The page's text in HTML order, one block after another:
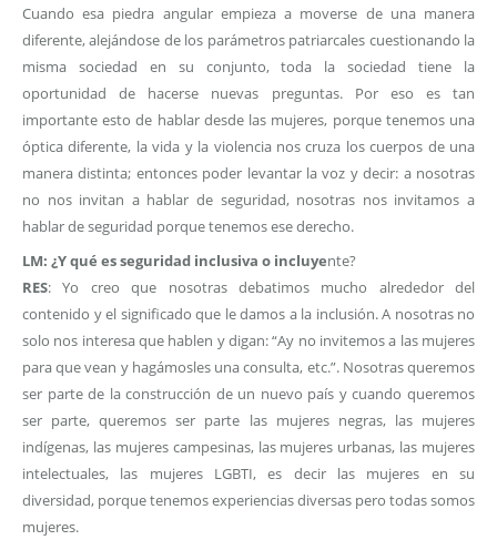
Cuando esa piedra angular empieza a moverse de una manera
diferente, alejándose de los parámetros patriarcales cuestionando la
misma sociedad en su conjunto, toda la sociedad tiene la
oportunidad de hacerse nuevas preguntas. Por eso es tan
importante esto de hablar desde las mujeres, porque tenemos una
óptica diferente, la vida y la violencia nos cruza los cuerpos de una
manera distinta; entonces poder levantar la voz y decir: a nosotras
no nos invitan a hablar de seguridad, nosotras nos invitamos a
hablar de seguridad porque tenemos ese derecho.
LM: ¿Y qué es seguridad inclusiva o incluyente?
RES: Yo creo que nosotras debatimos mucho alrededor del
contenido y el significado que le damos a la inclusión. A nosotras no
solo nos interesa que hablen y digan: “Ay no invitemos a las mujeres
para que vean y hagámosles una consulta, etc.”. Nosotras queremos
ser parte de la construcción de un nuevo país y cuando queremos
ser parte, queremos ser parte las mujeres negras, las mujeres
indígenas, las mujeres campesinas, las mujeres urbanas, las mujeres
intelectuales, las mujeres LGBTI, es decir las mujeres en su
diversidad, porque tenemos experiencias diversas pero todas somos
mujeres.